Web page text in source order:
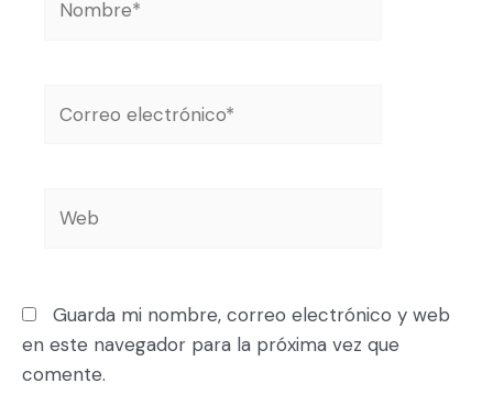
Guarda mi nombre, correo electrónico y web
en este navegador para la próxima vez que
comente.